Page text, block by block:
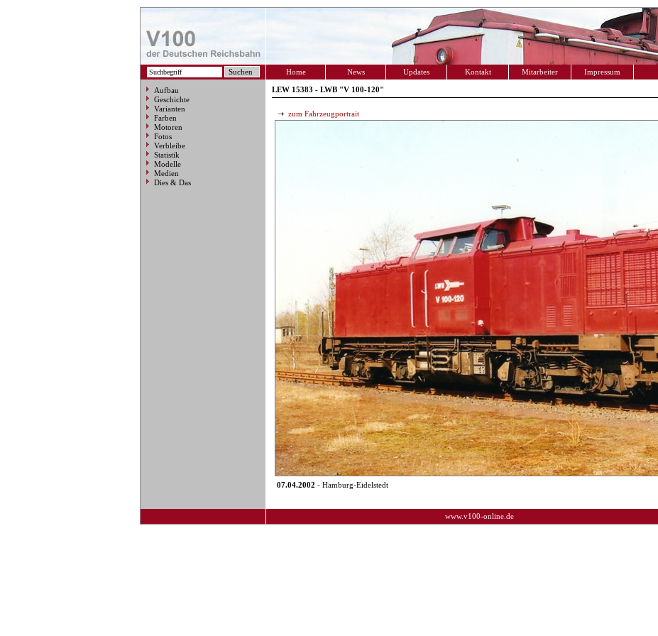
Home News Updates Kontakt Mitarbeiter Impressum
Aufbau
Geschichte
Varianten
Farben
Motoren
Fotos
Verbleibe
Statistik
Modelle
Medien
Dies & Das
LEW 15383 - LWB "V 100-120"
zum Fahrzeugportrait
07.04.2002 - Hamburg-Eidelstedt
www.v100-online.de